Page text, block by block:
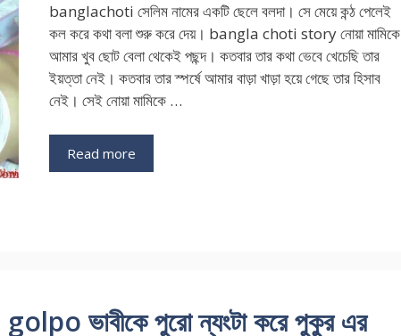
banglachoti সেলিম নামের একটি ছেলে বলদা। সে মেয়ে কন্ঠ পেলেই
কল করে কথা বলা শুরু করে দেয়। bangla choti story নোয়া মামিকে
আমার খুব ছোট বেলা থেকেই পছন্দ। কতবার তার কথা ভেবে খেচেছি তার
ইয়ত্তা নেই। কতবার তার স্পর্ষে আমার বাড়া খাড়া হয়ে গেছে তার হিসাব
নেই। সেই নোয়া মামিকে …
Read more
ভাবীকে পুরো ন্যংটা করে পুকুর এর